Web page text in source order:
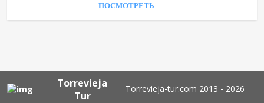
ПОСМОТРЕТЬ
Torrevieja
Tur
Torrevieja-tur.com 2013 - 2026